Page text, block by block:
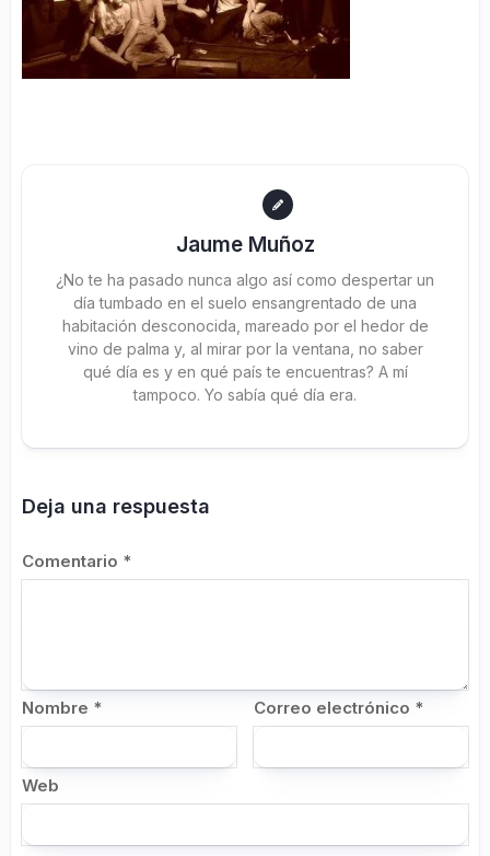
Jaume Muñoz
¿No te ha pasado nunca algo así como despertar un
día tumbado en el suelo ensangrentado de una
habitación desconocida, mareado por el hedor de
vino de palma y, al mirar por la ventana, no saber
qué día es y en qué país te encuentras? A mí
tampoco. Yo sabía qué día era.
Deja una respuesta
Comentario *
Nombre * Correo electrónico *
Web